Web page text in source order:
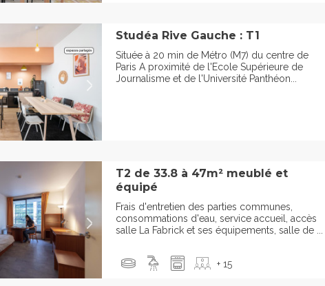
Studéa Rive Gauche : T1
Située à 20 min de Métro (M7) du centre de
Paris A proximité de l'Ecole Supérieure de
Journalisme et de l'Université Panthéon...
T2 de 33.8 à 47m² meublé et
équipé
Frais d'entretien des parties communes,
consommations d'eau, service accueil, accès
salle La Fabrick et ses équipements, salle de ...
+ 15